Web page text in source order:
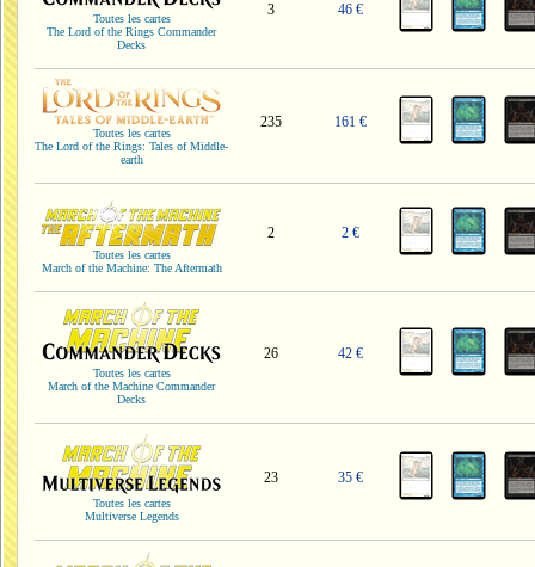
Toutes les cartes
The Lord of the Rings Commander
Decks
3 46 €
Toutes les cartes
The Lord of the Rings: Tales of Middle-
earth
235 161 €
Toutes les cartes
March of the Machine: The Aftermath
2 2 €
Toutes les cartes
March of the Machine Commander
Decks
26 42 €
Toutes les cartes
Multiverse Legends
23 35 €